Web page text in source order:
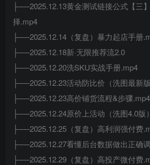
├──2025.12.13黄金测试链接公式【三
择.mp4
├──2025.12.14（复盘）暴力起店手册
├──2025.12.18新·无限推荐流2.0
├──2025.12.20洗SKU实战手册.mp4
├──2025.12.23活动防比价（洗图最新
├──2025.12.23高价铺货流程&步骤.mp4
├──2025.12.24原价上活动（洗图4.0版
├──2025.12.25（复盘）高利润强付费
├──2025.12.27看懂后台数据做出正确
├──2025.12.29（复盘）高投产微付费